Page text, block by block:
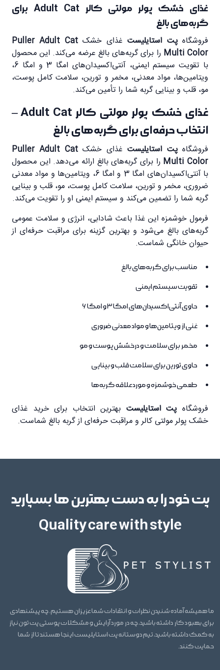
غذای خشک پولر مولتی کالر Adult Cat برای
گربه‌های بالغ
فروشگاهپت استایلیستغذای خشکPuller Adult Cat
Multi Color را برای گربه‌های بالغ عرضه می‌کند. این محصول
با تقویت سیستم ایمنی، آنتی‌اکسیدان‌های امگا 3 و امگا 6،
ویتامین‌ها، مواد معدنی، مخمر و تورین، سلامت کامل پوست،
مو، قلب و بینایی گربه شما را تأمین می‌کند.
غذای خشک پولر مولتی کالر Adult Cat –
انتخاب حرفه‌ای برای گربه‌های بالغ
فروشگاهپت استایلیستغذای خشکPuller Adult Cat
Multi Color را برای گربه‌های بالغ ارائه می‌دهد. این محصول
با آنتی‌اکسیدان‌های امگا 3 و امگا 6، ویتامین‌ها و مواد معدنی
ضروری، مخمر و تورین، سلامت کامل پوست، مو، قلب و بینایی
گربه شما را تضمین می‌کند و سیستم ایمنی او را تقویت می‌کند.
فرمول خوشمزه این غذا باعث شادابی، انرژی و سلامت عمومی
گربه‌های بالغ می‌شود و بهترین گزینه برای مراقبت حرفه‌ای از
حیوان خانگی شماست.
مناسب برای گربه‌های بالغ
تقویت سیستم ایمنی
حاوی آنتی‌اکسیدان‌های امگا 3 و امگا 6
غنی از ویتامین‌ها و مواد معدنی ضروری
مخمر برای سلامت و درخشش پوست و مو
حاوی تورین برای سلامت قلب و بینایی
طعمی خوشمزه و مورد علاقه گربه‌ها
فروشگاه پت استایلیست بهترین انتخاب برای خرید غذای
خشک پولر مولتی کالر و مراقبت حرفه‌ای از گربه بالغ شماست.
پت خود را به دست بهترین ها بسپارید
Quality care with style
ما همیشه آماده شنیدن نظرات و انتقادات شما عزیزان هستیم. چه پیشنهادی
برای بهبود کار داشته باشید، چه در مورد آرایش و مشکلات پوستی پت تون نیاز
به کمک داشته باشید، تیم دوستانه پت استایلیست اینجا هستند تا از شما
حمایت کنند.